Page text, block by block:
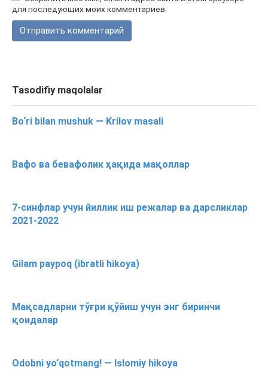
для последующих моих комментариев.
Tasodifiy maqolalar
Bo‘ri bilan mushuk — Krilov masali
Вафо ва бевафолик ҳақида мақоллар
7-синфлар учун йиллик иш режалар ва дарсликлар
2021-2022
Gilam paypoq (ibratli hikoya)
Мақсадларни тўғри қўйиш учун энг биринчи
қоидалар
Odobni yo‘qotmang! — Islomiy hikoya